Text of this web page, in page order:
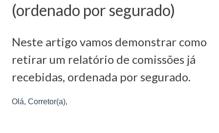
(ordenado por segurado)
Neste artigo vamos demonstrar como
retirar um relatório de comissões já
recebidas, ordenada por segurado.
Olá, Corretor(a),